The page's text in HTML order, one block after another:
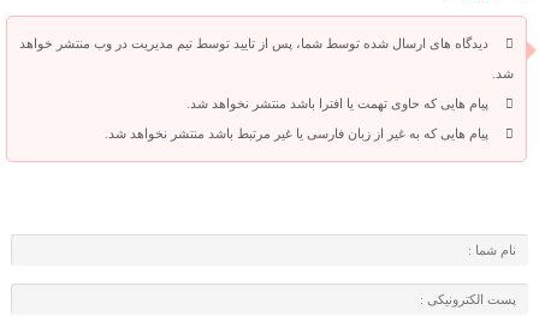
دیدگاه های ارسال شده توسط شما، پس از تایید توسط تیم مدیریت در وب منتشر خواهد
شد.
پیام هایی که حاوی تهمت یا افترا باشد منتشر نخواهد شد.
پیام هایی که به غیر از زبان فارسی یا غیر مرتبط باشد منتشر نخواهد شد.